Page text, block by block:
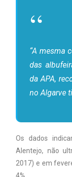
“A mesma
das
da APA,
no Algarve
Os dados
Alentejo, não
2017) e em